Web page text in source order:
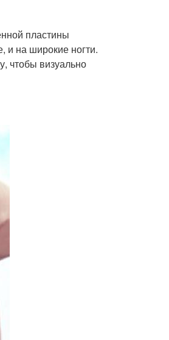
пластины
и на широкие ногти.
чтобы визуально